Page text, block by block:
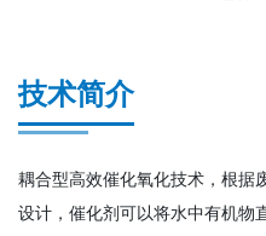
技术简介
耦合型高效催化氧化技术，根据
设计，催化剂可以将水中有机物